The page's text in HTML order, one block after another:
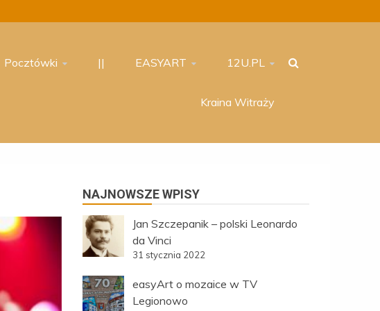
Pocztówki || EASYART 12U.PL
Kraina Witraży
NAJNOWSZE WPISY
Jan Szczepanik – polski Leonardo
da Vinci
31 stycznia 2022
easyArt o mozaice w TV
Legionowo